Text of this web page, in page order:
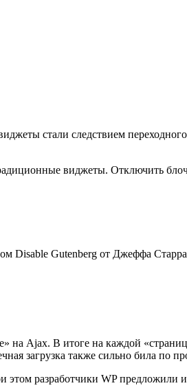
стали следствием
виджеты. Отключить
Disable Gutenberg от Джеффа
на Ajax. В итоге на каждой
загрузка также сильно била по
этом разработчики WP